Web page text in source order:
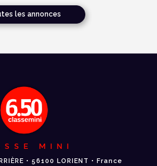
les annonces
MINI
• 56100 LORIENT • France